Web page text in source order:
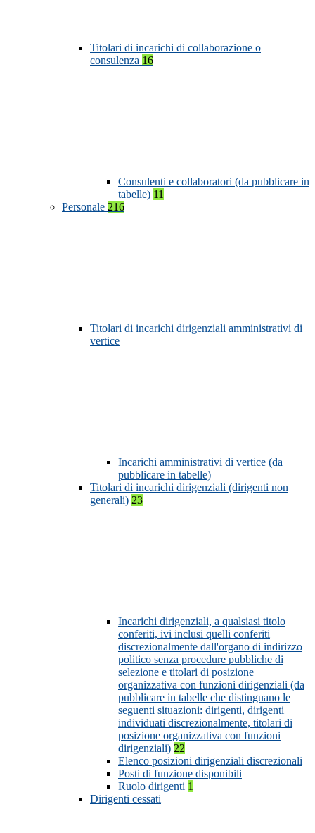
Titolari di incarichi di collaborazione o
consulenza 16
Consulenti e collaboratori (da pubblicare in
tabelle) 11
Personale 216
Titolari di incarichi dirigenziali amministrativi di
vertice
Incarichi amministrativi di vertice (da
pubblicare in tabelle)
Titolari di incarichi dirigenziali (dirigenti non
generali) 23
Incarichi dirigenziali, a qualsiasi titolo
conferiti, ivi inclusi quelli conferiti
discrezionalmente dall'organo di indirizzo
politico senza procedure pubbliche di
selezione e titolari di posizione
organizzativa con funzioni dirigenziali (da
pubblicare in tabelle che distinguano le
seguenti situazioni: dirigenti, dirigenti
individuati discrezionalmente, titolari di
posizione organizzativa con funzioni
dirigenziali) 22
Elenco posizioni dirigenziali discrezionali
Posti di funzione disponibili
Ruolo dirigenti 1
Dirigenti cessati